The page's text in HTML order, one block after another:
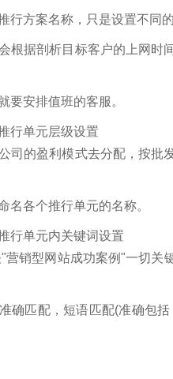
行方案名称，只是设置不同
根据剖析目标客户的上网时
要安排值班的客服。
行单元层级设置
司的盈利模式去分配，按批
名各个推行单元的名称。
行单元内关键词设置
营销型网站成功案例"一切关
确匹配，短语匹配(准确包